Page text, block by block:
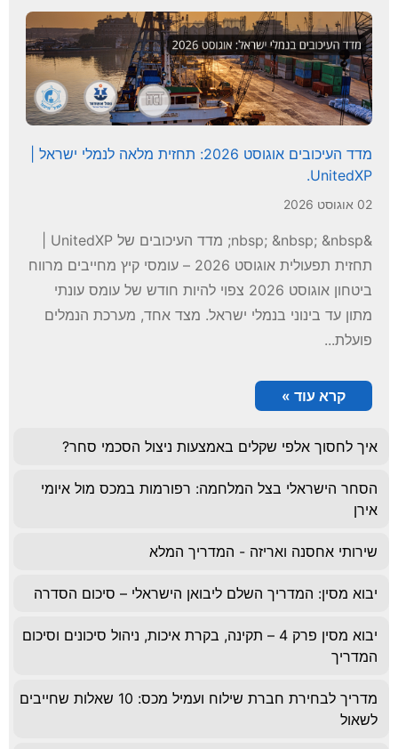
מדד העיכובים אוגוסט 2026: תחזית מלאה לנמלי ישראל |
UnitedXP.
02 אוגוסט 2026
תחזית תפעולית אוגוסט 2026 – עומסי קיץ מחייבים מרווח
ביטחון אוגוסט 2026 צפוי להיות חודש של עומס עונתי
מתון עד בינוני בנמלי ישראל. מצד אחד, מערכת הנמלים
פועלת...
קרא עוד »
איך לחסוך אלפי שקלים באמצעות ניצול הסכמי סחר?
הסחר הישראלי בצל המלחמה: רפורמות במכס מול איומי
אירן
שירותי אחסנה ואריזה - המדריך המלא
יבוא מסין: המדריך השלם ליבואן הישראלי – סיכום הסדרה
יבוא מסין פרק 4 – תקינה, בקרת איכות, ניהול סיכונים וסיכום
המדריך
מדריך לבחירת חברת שילוח ועמיל מכס: 10 שאלות שחייבים
לשאול